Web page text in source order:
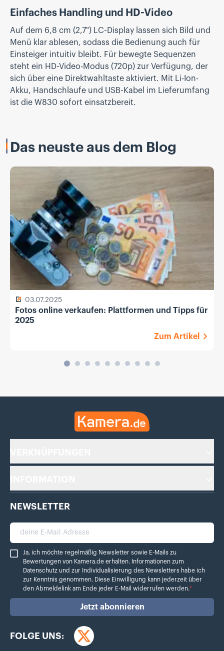
Einfaches Handling und HD-Video
Auf dem 6,8 cm (2,7") LC-Display lassen sich Bild und
Menü klar ablesen, sodass die Bedienung auch für
Einsteiger intuitiv bleibt. Für bewegte Sequenzen
steht ein HD-Video-Modus (720p) zur Verfügung, der
sich über eine Direktwahltaste aktiviert. Mit Li-Ion-
Akku, Handschlaufe und USB-Kabel im Lieferumfang
ist die W830 sofort einsatzbereit.
Das neuste aus dem Blog
03.07.2025
Fotos online verkaufen: Plattformen und Tipps für
2025
Zum Artikel
Kamera.de
NEWSLETTER
deine E-Mail Adresse
Ja, ich möchte regelmäßig Newsletter sowie E-Mails zu Bewertungen von
Ja, ich möchte regelmäßig Newsletter sowie E-Mails zu
Bewertungen von Kamera.de erhalten. Informationen zum
Datenschutz und zur Individualisierung des Newsletters habe ich
zur Kenntnis genommen. Diese Einwilligung kann jederzeit über
den Abmeldelink am Ende jeder E-Mail widerrufen werden.*
Jetzt abonnieren
FOLGE UNS:
Twitter